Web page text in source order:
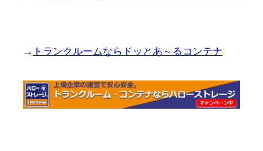
→ トランクルームならドッとあ～るコンテナ